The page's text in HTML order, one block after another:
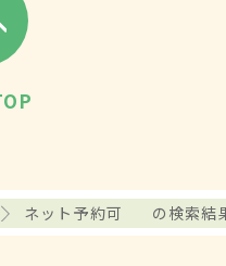
ネット予約可 の検索結